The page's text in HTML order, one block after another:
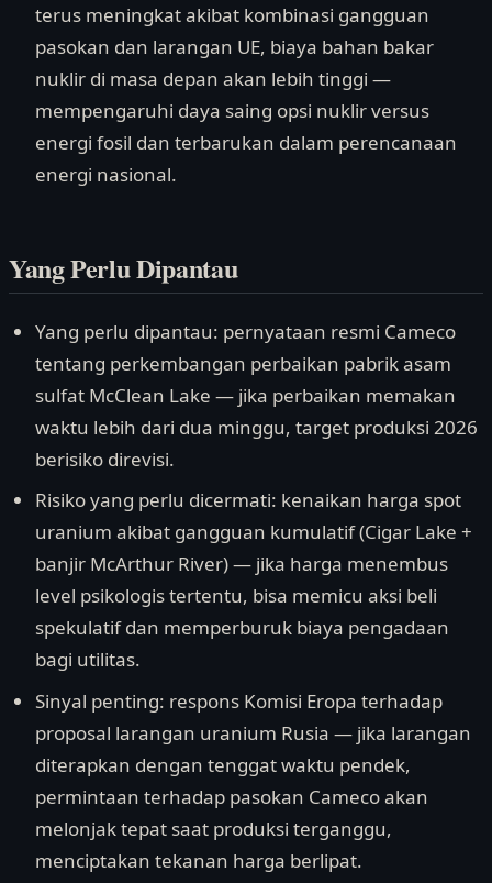
terus meningkat akibat kombinasi gangguan
pasokan dan larangan UE, biaya bahan bakar
nuklir di masa depan akan lebih tinggi —
mempengaruhi daya saing opsi nuklir versus
energi fosil dan terbarukan dalam perencanaan
energi nasional.
Yang Perlu Dipantau
Yang perlu dipantau: pernyataan resmi Cameco
tentang perkembangan perbaikan pabrik asam
sulfat McClean Lake — jika perbaikan memakan
waktu lebih dari dua minggu, target produksi 2026
berisiko direvisi.
Risiko yang perlu dicermati: kenaikan harga spot
uranium akibat gangguan kumulatif (Cigar Lake +
banjir McArthur River) — jika harga menembus
level psikologis tertentu, bisa memicu aksi beli
spekulatif dan memperburuk biaya pengadaan
bagi utilitas.
Sinyal penting: respons Komisi Eropa terhadap
proposal larangan uranium Rusia — jika larangan
diterapkan dengan tenggat waktu pendek,
permintaan terhadap pasokan Cameco akan
melonjak tepat saat produksi terganggu,
menciptakan tekanan harga berlipat.